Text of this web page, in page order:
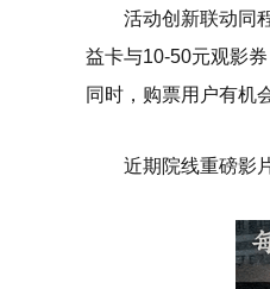
活动创新联动同
益卡与10-50元观影
同时，购票用户有机
近期院线重磅影